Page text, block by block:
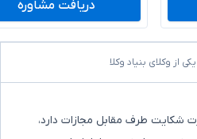
دریافت مشاوره
از وکلای بنیاد وکلا
طرف مقابل مجازات دارد،